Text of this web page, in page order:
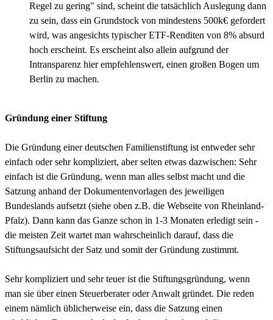
Regel zu gering" sind, scheint die tatsächlich Auslegung dann
zu sein, dass ein Grundstock von mindestens 500k€ gefordert
wird, was angesichts typischer ETF-Renditen von 8% absurd
hoch erscheint. Es erscheint also allein aufgrund der
Intransparenz hier empfehlenswert, einen großen Bogen um
Berlin zu machen.
Gründung einer Stiftung
Die Gründung einer deutschen Familienstiftung ist entweder sehr
einfach oder sehr kompliziert, aber selten etwas dazwischen: Sehr
einfach ist die Gründung, wenn man alles selbst macht und die
Satzung anhand der Dokumentenvorlagen des jeweiligen
Bundeslands aufsetzt (siehe oben z.B. die Webseite von Rheinland-
Pfalz). Dann kann das Ganze schon in 1-3 Monaten erledigt sein -
die meisten Zeit wartet man wahrscheinlich darauf, dass die
Stiftungsaufsicht der Satz und somit der Gründung zustimmt.
Sehr kompliziert und sehr teuer ist die Stiftungsgründung, wenn
man sie über einen Steuerberater oder Anwalt gründet. Die reden
einem nämlich üblicherweise ein, dass die Satzung einen